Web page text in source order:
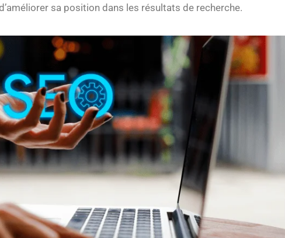
sa position dans les résultats de recherche.